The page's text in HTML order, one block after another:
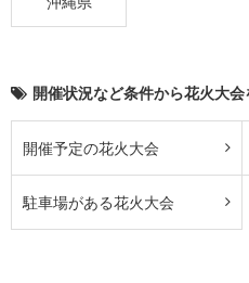
開催状況など条件から花火大
開催予定の花火大会
駐車場がある花火大会